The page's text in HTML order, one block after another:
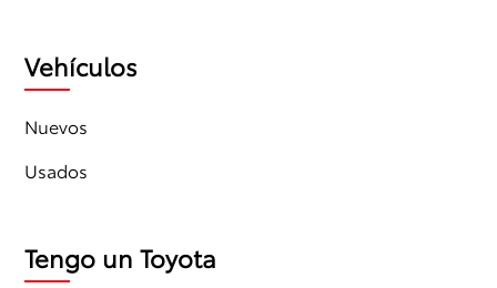
Vehículos
Nuevos
Usados
Tengo un Toyota